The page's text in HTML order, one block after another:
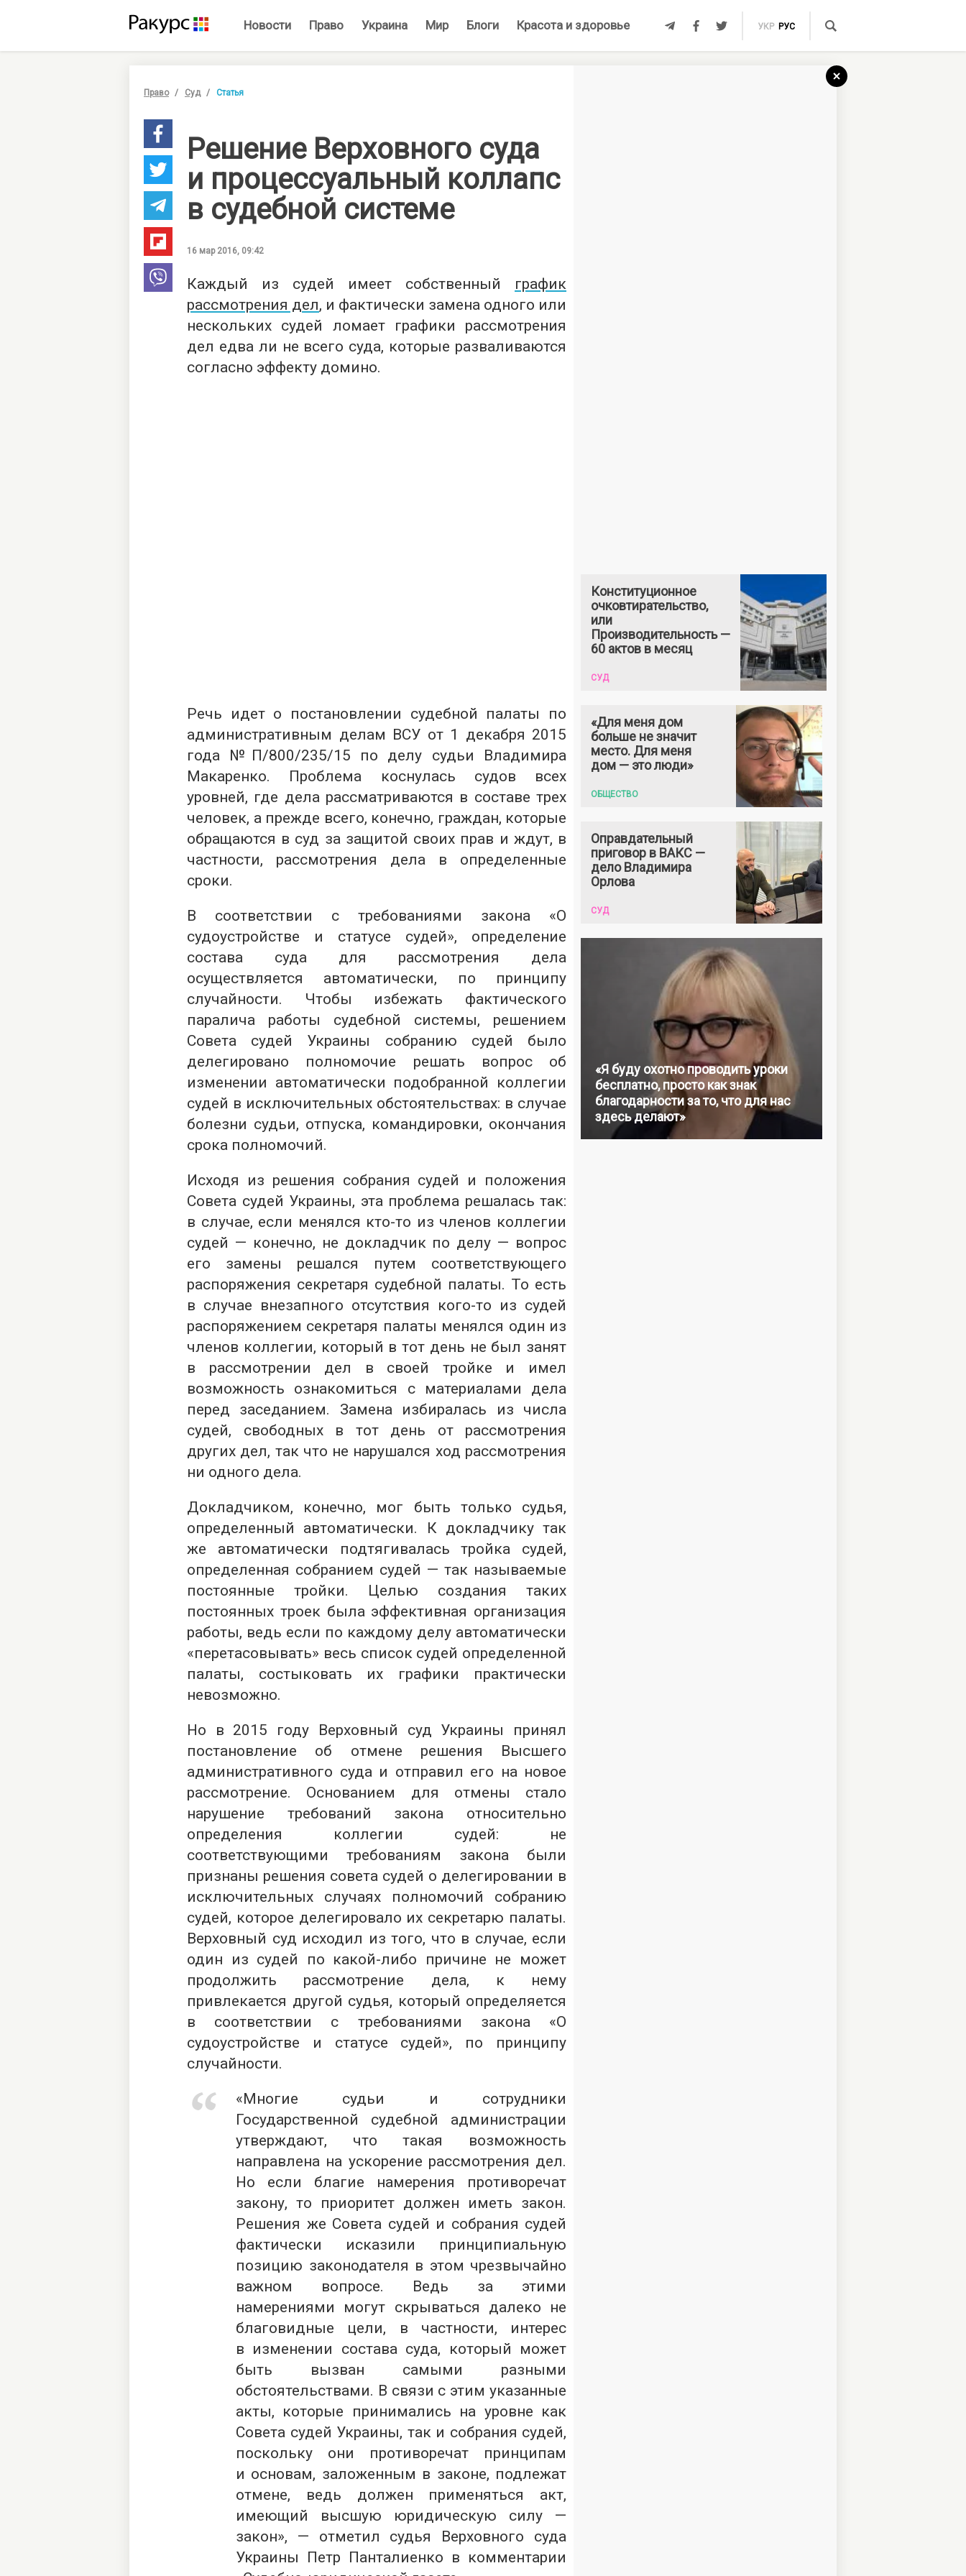
Новости Право Украина Мир Блоги Красота и здоровье УКР РУС
Право Суд Статья
Решение Верховного суда
и процессуальный коллапс
в судебной системе
16 мар 2016, 09:42
Каждый из судей имеет собственный график
рассмотрения дел, и фактически замена одного или
нескольких судей ломает графики рассмотрения
дел едва ли не всего суда, которые разваливаются
согласно эффекту домино.
Речь идет о постановлении судебной палаты по
административным делам ВСУ от 1 декабря 2015
года №П/800/235/15 по делу судьи Владимира
Макаренко. Проблема коснулась судов всех
уровней, где дела рассматриваются в составе трех
человек, а прежде всего, конечно, граждан, которые
обращаются в суд за защитой своих прав и ждут, в
частности, рассмотрения дела в определенные
сроки.
В соответствии с требованиями закона «О
судоустройстве и статусе судей», определение
состава суда для рассмотрения дела
осуществляется автоматически, по принципу
случайности. Чтобы избежать фактического
паралича работы судебной системы, решением
Совета судей Украины собранию судей было
делегировано полномочие решать вопрос об
изменении автоматически подобранной коллегии
судей в исключительных обстоятельствах: в случае
болезни судьи, отпуска, командировки, окончания
срока полномочий.
Исходя из решения собрания судей и положения
Совета судей Украины, эта проблема решалась так:
в случае, если менялся кто-то из членов коллегии
судей — конечно, не докладчик по делу — вопрос
его замены решался путем соответствующего
распоряжения секретаря судебной палаты. То есть
в случае внезапного отсутствия кого-то из судей
распоряжением секретаря палаты менялся один из
членов коллегии, который в тот день не был занят
в рассмотрении дел в своей тройке и имел
возможность ознакомиться с материалами дела
перед заседанием. Замена избиралась из числа
судей, свободных в тот день от рассмотрения
других дел, так что не нарушался ход рассмотрения
ни одного дела.
Докладчиком, конечно, мог быть только судья,
определенный автоматически. К докладчику так
же автоматически подтягивалась тройка судей,
определенная собранием судей — так называемые
постоянные тройки. Целью создания таких
постоянных троек была эффективная организация
работы, ведь если по каждому делу автоматически
«перетасовывать» весь список судей определенной
палаты, состыковать их графики практически
невозможно.
Но в 2015 году Верховный суд Украины принял
постановление об отмене решения Высшего
административного суда и отправил его на новое
рассмотрение. Основанием для отмены стало
нарушение требований закона относительно
определения коллегии судей: не
соответствующими требованиям закона были
признаны решения совета судей о делегировании в
исключительных случаях полномочий собранию
судей, которое делегировало их секретарю палаты.
Верховный суд исходил из того, что в случае, если
один из судей по какой-либо причине не может
продолжить рассмотрение дела, к нему
привлекается другой судья, который определяется
в соответствии с требованиями закона «О
судоустройстве и статусе судей», по принципу
случайности.
«Многие судьи и сотрудники
Государственной судебной администрации
утверждают, что такая возможность
направлена на ускорение рассмотрения дел.
Но если благие намерения противоречат
закону, то приоритет должен иметь закон.
Решения же Совета судей и собрания судей
фактически исказили принципиальную
позицию законодателя в этом чрезвычайно
важном вопросе. Ведь за этими
намерениями могут скрываться далеко не
благовидные цели, в частности, интерес
в изменении состава суда, который может
быть вызван самыми разными
обстоятельствами. В связи с этим указанные
акты, которые принимались на уровне как
Совета судей Украины, так и собрания судей,
поскольку они противоречат принципам
и основам, заложенным в законе, подлежат
отмене, ведь должен применяться акт,
имеющий высшую юридическую силу —
закон», — отметил судья Верховного суда
Украины Петр Панталиенко в комментарии
Конституционное
очковтирательство,
или
Производительность —
60 актов в месяц
СУД
«Для меня дом
больше не значит
место. Для меня
дом — это люди»
ОБЩЕСТВО
Оправдательный
приговор в ВАКС —
дело Владимира
Орлова
СУД
«Я буду охотно проводить уроки
бесплатно, просто как знак
благодарности за то, что для нас
здесь делают»